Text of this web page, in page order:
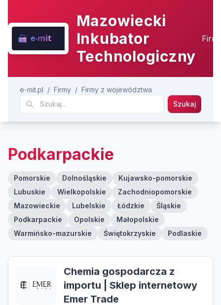
Mazowiecki
Inkubator
Technologiczny
e-mit.pl / Firmy / Firmy z województwa
Szukaj
Podkarpackie
Pomorskie Dolnośląskie
Kujawsko-pomorskie
Lubuskie
Wielkopolskie
Zachodniopomorskie
Mazowieckie
Lubelskie Łódzkie
Śląskie
Podkarpackie
Opolskie
Małopolskie
Warmińsko-mazurskie
Świętokrzyskie Podlaskie
Chemia gospodarcza z
importu | Sklep internetowy
Emer Trade